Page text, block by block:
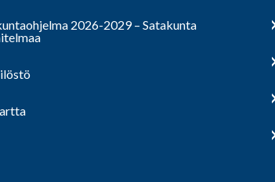
2026-2029 – Satakunta